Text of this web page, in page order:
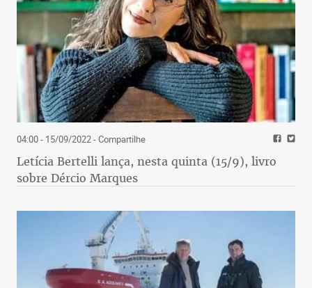
04:00 - 15/09/2022- Compartilhe
Letícia Bertelli lança, nesta quinta (15/9), livro
sobre Dércio Marques